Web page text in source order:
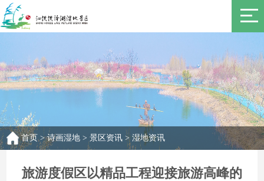
首页>诗画湿地 >景区资讯 >湿地资讯
旅游度假区以精品工程迎接旅游高峰的